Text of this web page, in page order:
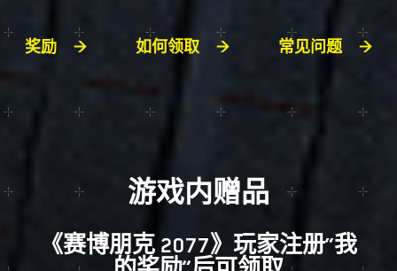
奖励 如何领取 常见问题
游戏内赠品
《赛博朋克 2077》玩家注册“我